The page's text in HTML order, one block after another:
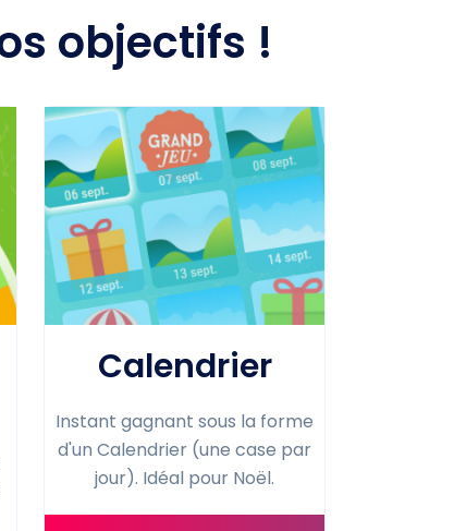
objectifs !
Calendrier
Instant gagnant sous la forme
d'un Calendrier (une case par
jour). Idéal pour Noël.